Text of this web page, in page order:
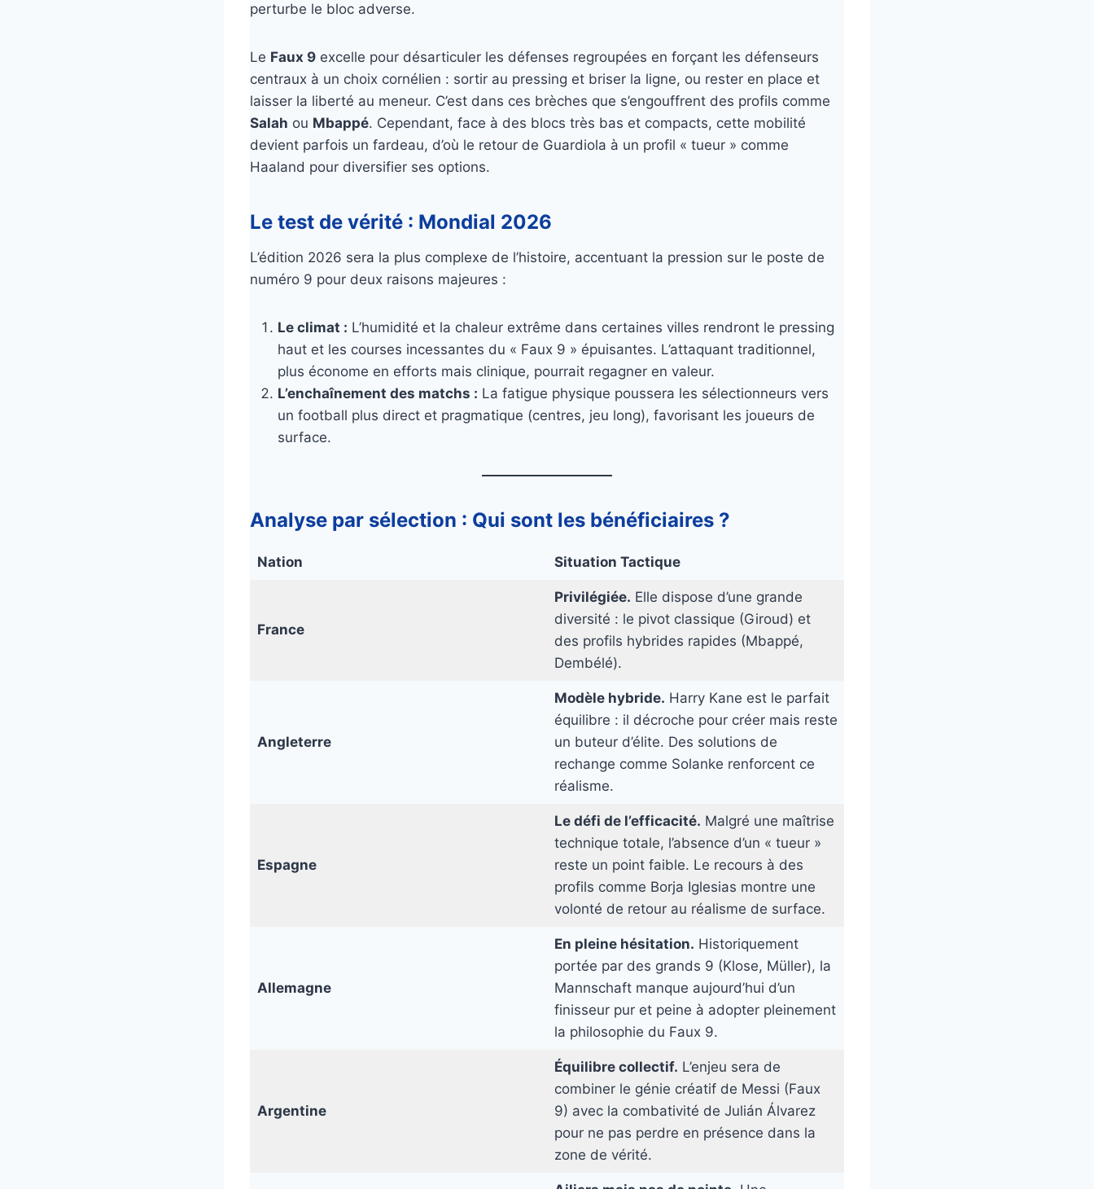
perturbe le bloc adverse.
Le Faux 9 excelle pour désarticuler les défenses regroupées en forçant les défenseurs
centraux à un choix cornélien : sortir au pressing et briser la ligne, ou rester en place et
laisser la liberté au meneur. C’est dans ces brèches que s’engouffrent des profils comme
Salah ou Mbappé. Cependant, face à des blocs très bas et compacts, cette mobilité
devient parfois un fardeau, d’où le retour de Guardiola à un profil « tueur » comme
Haaland pour diversifier ses options.
Le test de vérité : Mondial 2026
L’édition 2026 sera la plus complexe de l’histoire, accentuant la pression sur le poste de
numéro 9 pour deux raisons majeures :
Le climat : L’humidité et la chaleur extrême dans certaines villes rendront le pressing
haut et les courses incessantes du « Faux 9 » épuisantes. L’attaquant traditionnel,
plus économe en efforts mais clinique, pourrait regagner en valeur.
L’enchaînement des matchs : La fatigue physique poussera les sélectionneurs vers
un football plus direct et pragmatique (centres, jeu long), favorisant les joueurs de
surface.
Analyse par sélection : Qui sont les bénéficiaires ?
Nation Situation Tactique
France
Privilégiée. Elle dispose d’une grande
diversité : le pivot classique (Giroud) et
des profils hybrides rapides (Mbappé,
Dembélé).
Angleterre
Modèle hybride. Harry Kane est le parfait
équilibre : il décroche pour créer mais reste
un buteur d’élite. Des solutions de
rechange comme Solanke renforcent ce
réalisme.
Espagne
Le défi de l’efficacité. Malgré une maîtrise
technique totale, l’absence d’un « tueur »
reste un point faible. Le recours à des
profils comme Borja Iglesias montre une
volonté de retour au réalisme de surface.
Allemagne
En pleine hésitation. Historiquement
portée par des grands 9 (Klose, Müller), la
Mannschaft manque aujourd’hui d’un
finisseur pur et peine à adopter pleinement
la philosophie du Faux 9.
Argentine
Équilibre collectif. L’enjeu sera de
combiner le génie créatif de Messi (Faux
9) avec la combativité de Julián Álvarez
pour ne pas perdre en présence dans la
zone de vérité.